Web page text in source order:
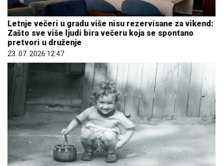
Letnje večeri u gradu više nisu rezervisane za vikend:
Zašto sve više ljudi bira večeru koja se spontano
pretvori u druženje
23. 07. 2026 12:47